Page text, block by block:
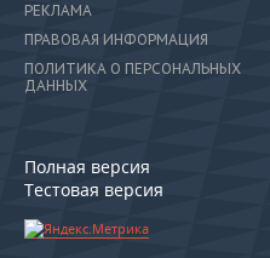
РЕКЛАМА
ПРАВОВАЯ ИНФОРМАЦИЯ
ПОЛИТИКА О ПЕРСОНАЛЬНЫХ
ДАННЫХ
Полная версия
Тестовая версия